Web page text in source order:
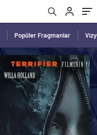
Popüler Fragmanlar